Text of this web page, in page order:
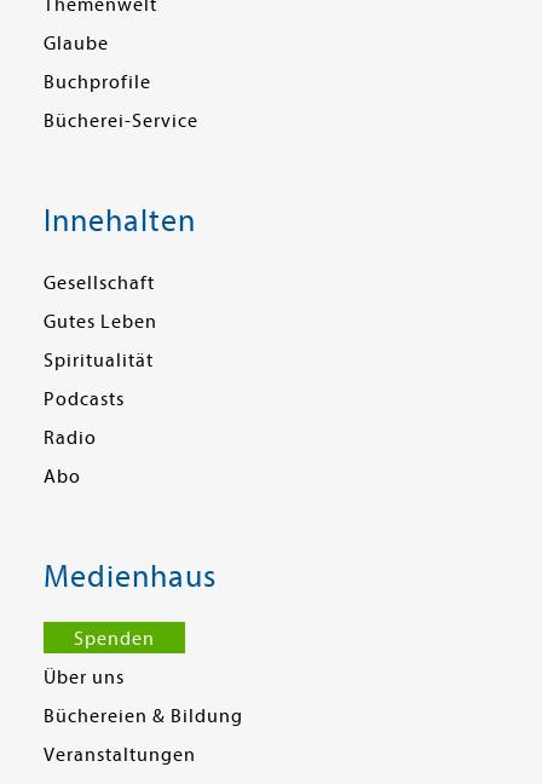
Themenwelt
Glaube
Buchprofile
Bücherei-Service
Innehalten
Gesellschaft
Gutes Leben
Spiritualität
Podcasts
Radio
Abo
Medienhaus
Spenden
Über uns
Büchereien & Bildung
Veranstaltungen